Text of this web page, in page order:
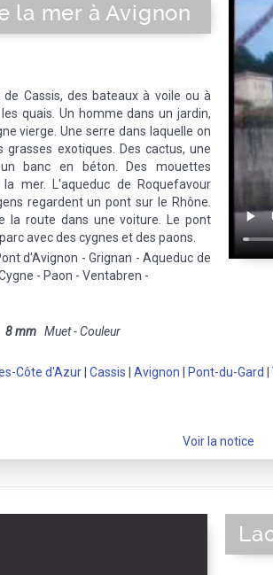
la mer à Avignon
Cassis, des bateaux à voile ou à
quais. Un homme dans un jardin,
vierge. Une serre dans laquelle on
exotiques. Des cactus, une
banc en béton. Des mouettes
mer. L'aqueduc de Roquefavour
regardent un pont sur le Rhône.
la route dans une voiture. Le pont
avec des cygnes et des paons.
d'Avignon - Grignan - Aqueduc de
- Paon - Ventabren -
8 mm Muet - Couleur
Côte d'Azur Cassis Avignon Pont-du-Gard
Voir la notice